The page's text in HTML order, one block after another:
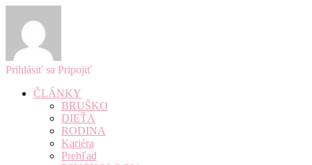
Prihlásiť sa Pripojiť
ČLÁNKY
BRUŠKO
DIEŤA
RODINA
Kariéra
Prehľad